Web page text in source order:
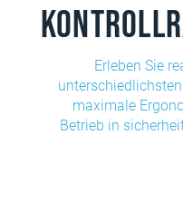
Erleben Sie
maximale
Betrieb in